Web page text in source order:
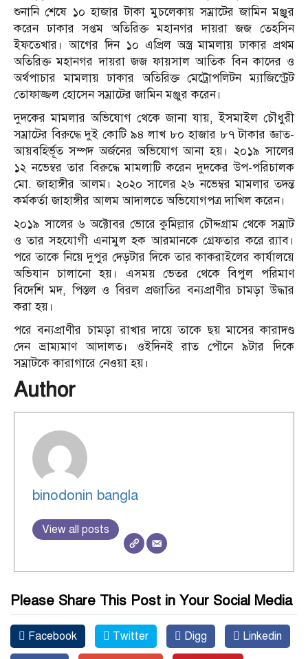
শুনানি শেষে ১০ হাজার টাকা মুচলেকায় সম্রাটের জামিন মঞ্জুর
করেন ঢাকার সপ্তম অতিরিক্ত মহানগর দায়রা জজ তেহসিন
ইফতেখার। আগের দিন ১০ এপ্রিল অস্ত্র মামলায় ঢাকার প্রথম
অতিরিক্ত মহানগর দায়রা জজ ফায়সাল আতিক বিন কাদের ও
অর্থপাচার মামলায় ঢাকার অতিরিক্ত মেট্রোপলিটন ম্যাজিস্ট্রেট
তোফাজ্জল হোসেন সম্রাটের জামিন মঞ্জুর করেন।
দুদকের মামলার অভিযোগ থেকে জানা যায়, ইসমাইল চৌধুরী
সম্রাটের বিরুদ্ধে দুই কোটি ৯৪ লাখ ৮০ হাজার ৮৭ টাকার জ্ঞাত-
আয়বহির্ভূত সম্পদ অর্জনের অভিযোগ আনা হয়। ২০১৯ সালের
১২ নভেম্বর তার বিরুদ্ধে মামলাটি করেন দুদকের উপ-পরিচালক
মো. জাহাঙ্গীর আলম। ২০২০ সালের ২৬ নভেম্বর মামলার তদন্ত
কর্মকর্তা জাহাঙ্গীর আলম আদালতে অভিযোগপত্র দাখিল করেন।
২০১৯ সালের ৬ অক্টোবর ভোরে কুমিল্লার চৌদ্দগ্রাম থেকে সম্রাট
ও তার সহযোগী এনামুল হক আরমানকে গ্রেফতার করে র‌্যাব।
পরে তাকে নিয়ে দুপুর দেড়টার দিকে তার কাকরাইলের কার্যালয়ে
অভিযান চালানো হয়। এসময় ভেতর থেকে বিপুল পরিমাণ
বিদেশি মদ, পিস্তল ও বিরল প্রজাতির বন্যপ্রাণীর চামড়া উদ্ধার
করা হয়।
পরে বন্যপ্রাণীর চামড়া রাখার দায়ে তাকে ছয় মাসের কারাদণ্ড
দেন ভ্রাম্যমাণ আদালত। ওইদিনই রাত পৌনে ৯টার দিকে
সম্রাটকে কারাগারে নেওয়া হয়।
Author
binodonin bangla
View all posts
Please Share This Post in Your Social Media
Facebook Twitter Digg Linkedin